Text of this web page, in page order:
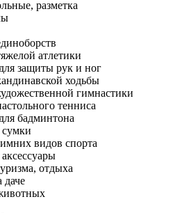
разметка
атлетики
защиты рук и ног
ходьбы
гимнастики
тенниса
бадминтона
видов спорта
отдыха